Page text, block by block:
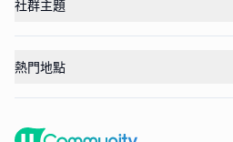
社群主題
熱門地點